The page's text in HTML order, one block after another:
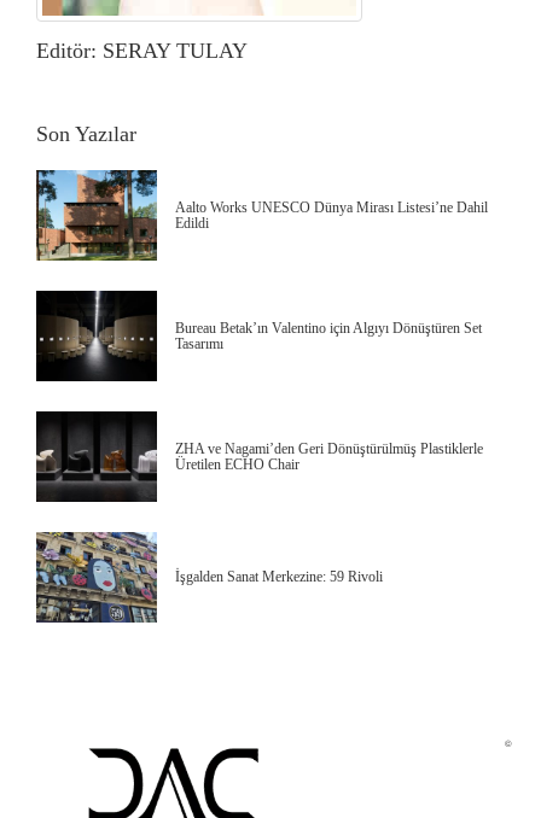
Editör: SERAY TULAY
Son Yazılar
Aalto Works UNESCO Dünya Mirası Listesi’ne Dahil
Edildi
Bureau Betak’ın Valentino için Algıyı Dönüştüren Set
Tasarımı
ZHA ve Nagami’den Geri Dönüştürülmüş Plastiklerle
Üretilen ECHO Chair
İşgalden Sanat Merkezine: 59 Rivoli
©